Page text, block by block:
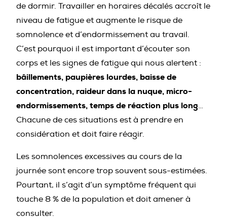
de dormir. Travailler en horaires décalés accroît le
niveau de fatigue et augmente le risque de
somnolence et d’endormissement au travail.
C’est pourquoi il est important d’écouter son
corps et les signes de fatigue qui nous alertent :
bâillements, paupières lourdes, baisse de
concentration, raideur dans la nuque, micro-
endormissements, temps de réaction plus long…
Chacune de ces situations est à prendre en
considération et doit faire réagir.
Les somnolences excessives au cours de la
journée sont encore trop souvent sous-estimées.
Pourtant, il s’agit d’un symptôme fréquent qui
touche 8 % de la population et doit amener à
consulter.